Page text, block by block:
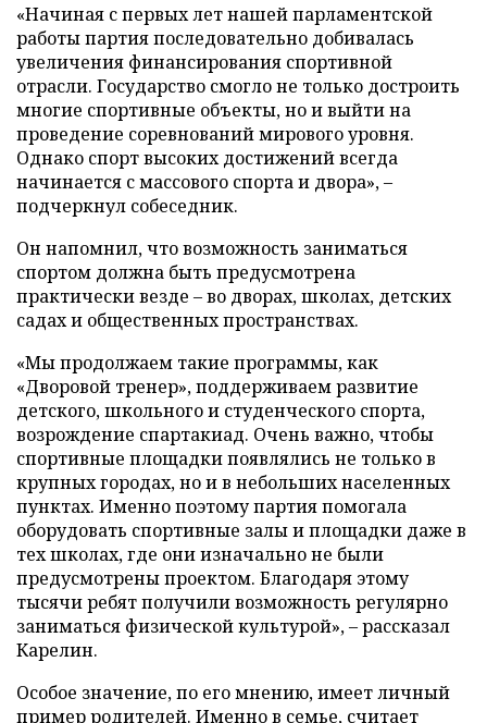
«Начиная с первых лет нашей парламентской
работы партия последовательно добивалась
увеличения финансирования спортивной
отрасли. Государство смогло не только достроить
многие спортивные объекты, но и выйти на
проведение соревнований мирового уровня.
Однако спорт высоких достижений всегда
начинается с массового спорта и двора», –
подчеркнул собеседник.
Он напомнил, что возможность заниматься
спортом должна быть предусмотрена
практически везде – во дворах, школах, детских
садах и общественных пространствах.
«Мы продолжаем такие программы, как
«Дворовой тренер», поддерживаем развитие
детского, школьного и студенческого спорта,
возрождение спартакиад. Очень важно, чтобы
спортивные площадки появлялись не только в
крупных городах, но и в небольших населенных
пунктах. Именно поэтому партия помогала
оборудовать спортивные залы и площадки даже в
тех школах, где они изначально не были
предусмотрены проектом. Благодаря этому
тысячи ребят получили возможность регулярно
заниматься физической культурой», – рассказал
Карелин.
Особое значение, по его мнению, имеет личный
пример родителей. Именно в семье, считает